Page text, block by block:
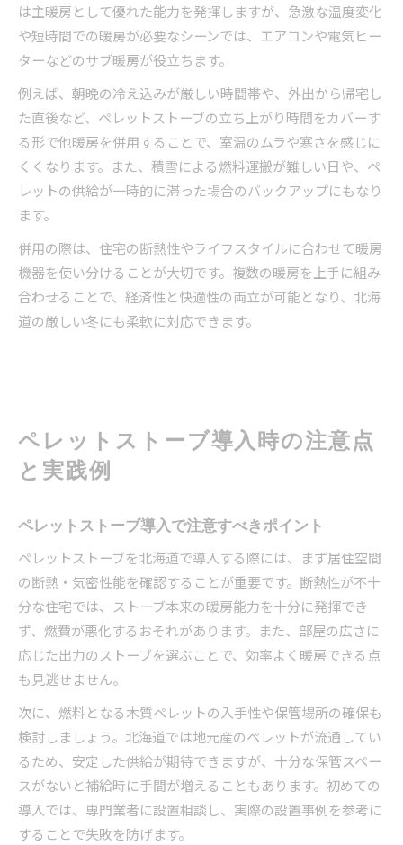
は主暖房として優れた能力を発揮しますが、急激な温度変化
や短時間での暖房が必要なシーンでは、エアコンや電気ヒー
ターなどのサブ暖房が役立ちます。
例えば、朝晩の冷え込みが厳しい時間帯や、外出から帰宅し
た直後など、ペレットストーブの立ち上がり時間をカバーす
る形で他暖房を併用することで、室温のムラや寒さを感じに
くくなります。また、積雪による燃料運搬が難しい日や、ペ
レットの供給が一時的に滞った場合のバックアップにもなり
ます。
併用の際は、住宅の断熱性やライフスタイルに合わせて暖房
機器を使い分けることが大切です。複数の暖房を上手に組み
合わせることで、経済性と快適性の両立が可能となり、北海
道の厳しい冬にも柔軟に対応できます。
ペレットストーブ導入時の注意点
と実践例
ペレットストーブ導入で注意すべきポイント
ペレットストーブを北海道で導入する際には、まず居住空間
の断熱・気密性能を確認することが重要です。断熱性が不十
分な住宅では、ストーブ本来の暖房能力を十分に発揮でき
ず、燃費が悪化するおそれがあります。また、部屋の広さに
応じた出力のストーブを選ぶことで、効率よく暖房できる点
も見逃せません。
次に、燃料となる木質ペレットの入手性や保管場所の確保も
検討しましょう。北海道では地元産のペレットが流通してい
るため、安定した供給が期待できますが、十分な保管スペー
スがないと補給時に手間が増えることもあります。初めての
導入では、専門業者に設置相談し、実際の設置事例を参考に
することで失敗を防げます。